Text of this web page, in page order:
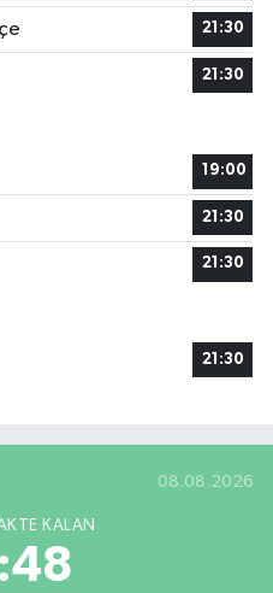
21:30
21:30
19:00
21:30
21:30
21:30
08.08.2026
KALAN